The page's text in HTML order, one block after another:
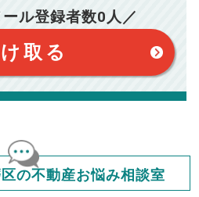
等返済方式で試算しています。
五入にて計算しております。
り入れの全期間で金利が変わらない設
は、お借り入れを保証するものでは
された方の、いかなる損害について
金融機関にご相談ください。
ページでは
の計算もできます
業法で定められた上限で計算して
＋6万円＋消費税）
ル登録者数0人／
取る
の不動産お悩み相談室